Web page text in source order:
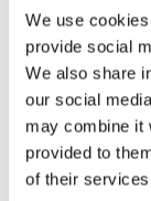
We use
provide social
We also share
our social
may combine it
provided to
of their
LALIGA
FINALIZADO